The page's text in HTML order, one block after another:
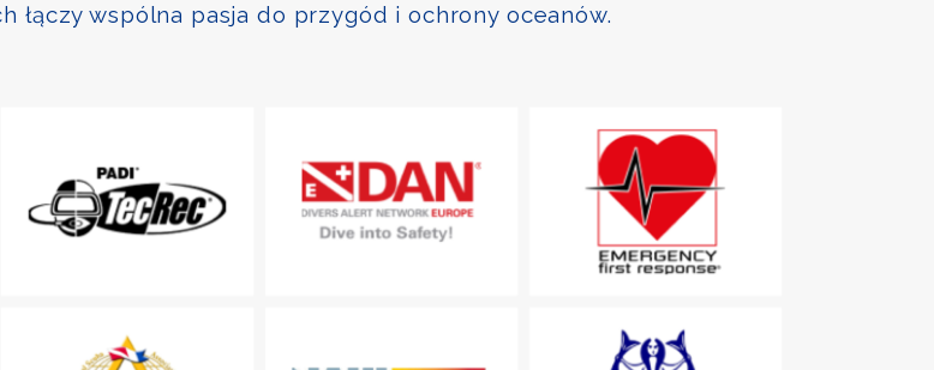
łączy wspólna pasja do przygód i ochrony oceanów.